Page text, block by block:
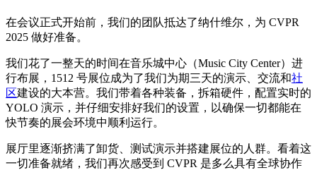
在会议正式开始前，我们的团队抵达了纳什维尔，为 CVPR
2025 做好准备。
我们花了一整天的时间在音乐城中心（Music City Center）进
行布展，1512 号展位成为了我们为期三天的演示、交流和社
区建设的大本营。我们带着各种装备，拆箱硬件，配置实时的
YOLO 演示，并仔细安排好我们的设置，以确保一切都能在
快节奏的展会环境中顺利运行。
展厅里逐渐挤满了卸货、测试演示并搭建展位的人群。看着这
一切准备就绪，我们再次感受到 CVPR 是多么具有全球协作